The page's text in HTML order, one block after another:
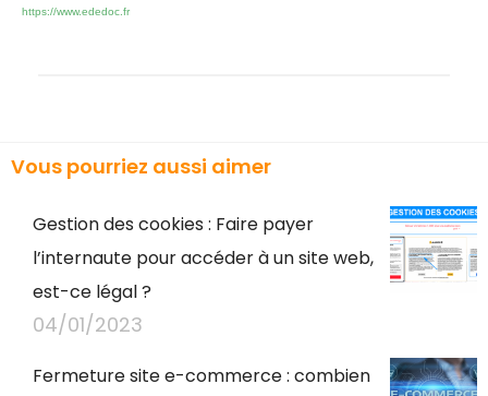
https://www.ededoc.fr
Vous pourriez aussi aimer
Gestion des cookies : Faire payer
l’internaute pour accéder à un site web,
est-ce légal ?
04/01/2023
Fermeture site e-commerce : combien